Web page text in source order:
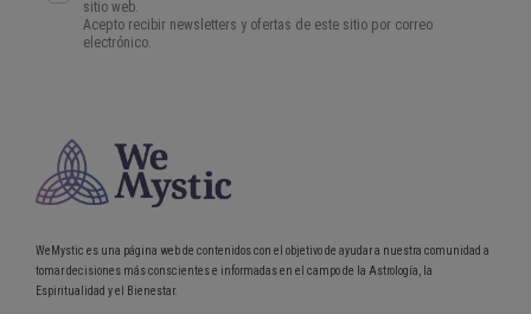
WeMystic es una página web de contenidos con el objetivo de ayudar a nuestra comunidad a
tomar decisiones más conscientes e informadas en el campo de la Astrología, la
Espiritualidad y el Bienestar.